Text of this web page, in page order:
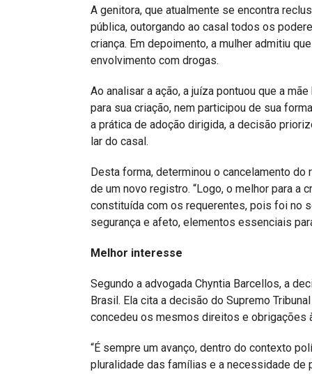
A genitora, que atualmente se encontra
pública, outorgando ao casal todos os
criança. Em depoimento, a mulher admitiu
envolvimento com drogas.
Ao analisar a ação, a juíza pontuou que a
para sua criação, nem participou de sua
a prática de adoção dirigida, a decisão
lar do casal.
Desta forma, determinou o cancelamento
de um novo registro. “Logo, o melhor para a
constituída com os requerentes, pois foi no
segurança e afeto, elementos essenciais
Melhor interesse
Segundo a advogada Chyntia Barcellos, a
Brasil. Ela cita a decisão do Supremo
concedeu os mesmos direitos e obrigações
“É sempre um avanço, dentro do contexto
pluralidade das famílias e a necessidade de